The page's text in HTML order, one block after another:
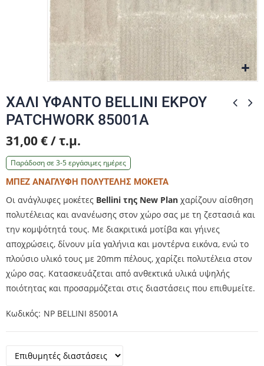
ΧΑΛΙ ΥΦΑΝΤΟ BELLINI ΕΚΡΟΥ
PATCHWORK 85001A
31,00 € / τ.μ.
Παράδοση σε 3-5 εργάσιμες ημέρες
ΜΠΕΖ ΑΝΑΓΛΥΦΗ ΠΟΛΥΤΕΛΗΣ ΜΟΚΕΤΑ
Οι ανάγλυφες μοκέτες Bellini της New Plan χαρίζουν αίσθηση
πολυτέλειας και ανανέωσης στον χώρο σας με τη ζεστασιά και
την κομψότητά τους. Με διακριτικά μοτίβα και γήινες
αποχρώσεις, δίνουν μία γαλήνια και μοντέρνα εικόνα, ενώ το
πλούσιο υλικό τους με 20mm πέλους, χαρίζει πολυτέλεια στον
χώρο σας. Κατασκευάζεται από ανθεκτικά υλικά υψηλής
ποιότητας και προσαρμόζεται στις διαστάσεις που επιθυμείτε.
Κωδικός NP BELLINI 85001A